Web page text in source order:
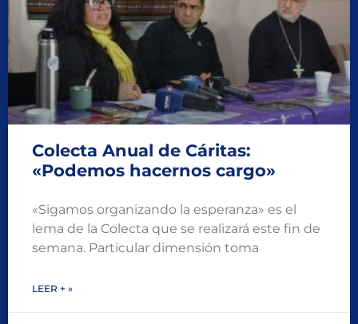
Colecta Anual de Cáritas:
«Podemos hacernos cargo»
«Sigamos organizando la esperanza» es el
lema de la Colecta que se realizará este fin de
semana. Particular dimensión toma
LEER + »